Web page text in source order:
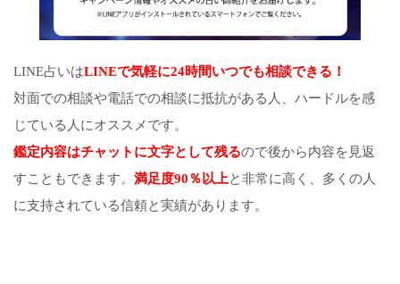
LINE占いはLINEで気軽に24時間いつでも相談できる！
対面での相談や電話での相談に抵抗がある人、ハードルを感
じている人にオススメです。
鑑定内容はチャットに文字として残るので後から内容を見返
すこともできます。 満足度90％以上と非常に高く、多くの人
に支持されている信頼と実績があります。